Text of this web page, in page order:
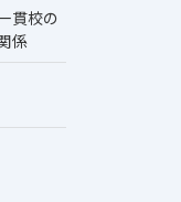
貫校の
関係